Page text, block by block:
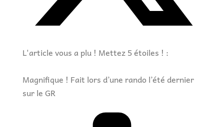
L'article vous a plu ! Mettez 5 étoiles ! :
Magnifique ! Fait lors d’une rando l’été dernier
sur le GR